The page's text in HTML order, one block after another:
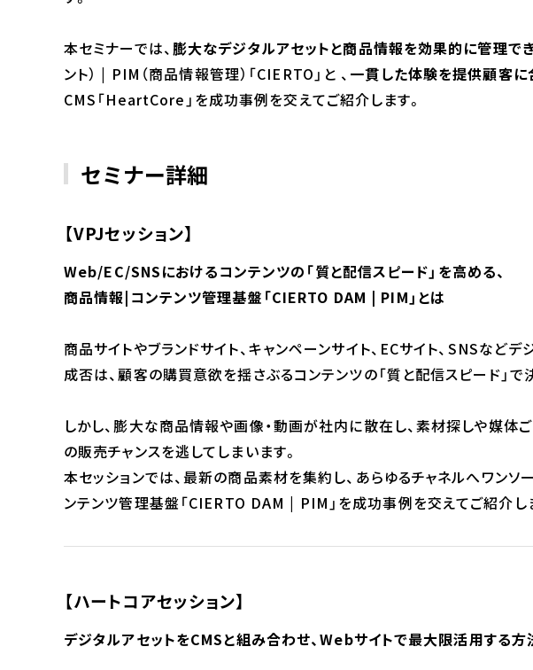
本セミナーでは、 膨大なデジタルアセットと商品情報を効果的に管理で
ント） | PIM（商品情報管理）「CIERTO」と 、 一貫した体験を提供顧客に
CMS「HeartCore」を成功事例を交えてご紹介します。
セミナー詳細
【VPJセッション】
Web/EC/SNSにおけるコンテンツの「質と配信スピード」を高める、
商品情報|コンテンツ管理基盤「CIERTO DAM | PIM」とは
商品サイトやブランドサイト、キャンペーンサイト、ECサイト、SNSなど
成否は、顧客の購買意欲を揺さぶるコンテンツの「質と配信スピード」で
しかし、膨大な商品情報や画像・動画が社内に散在し、素材探しや媒体
の販売チャンスを逃してしまいます。
本セッションでは、最新の商品素材を集約し、あらゆるチャネルへワン
ンテンツ管理基盤「CIERTO DAM | PIM」を成功事例を交えてご紹介し
【ハートコアセッション】
デジタルアセットをCMSと組み合わせ、Webサイトで最大限活用する